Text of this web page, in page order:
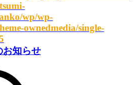
wp/wp-
ownedmedia/single-
お知らせ